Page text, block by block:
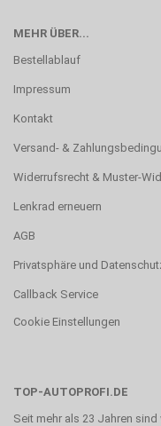
MEHR ÜBER...
Bestellablauf
Impressum
Kontakt
Versand- &
Widerrufsrecht & Muster-
Lenkrad erneuern
AGB
Privatsphäre und
Callback Service
Cookie Einstellungen
TOP-AUTOPROFI.DE
Seit mehr als 23 Jahren